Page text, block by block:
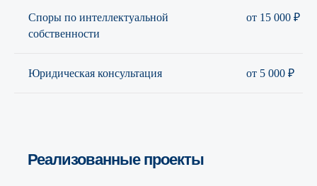
Споры по интеллектуальной
собственности
от 15 000 ₽
Юридическая консультация от 5 000 ₽
Реализованные проекты